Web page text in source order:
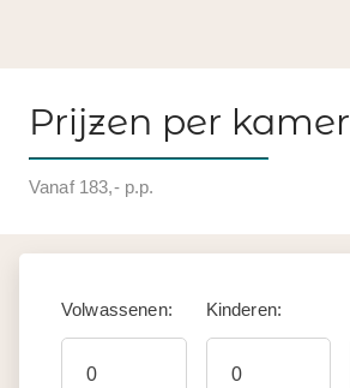
Prijzen per kamer
Vanaf 183,- p.p.
Volwassenen: Kinderen: